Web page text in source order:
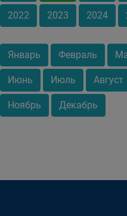
2022 2023 2024
Январь Февраль
Июнь Июль Август
Ноябрь Декабрь